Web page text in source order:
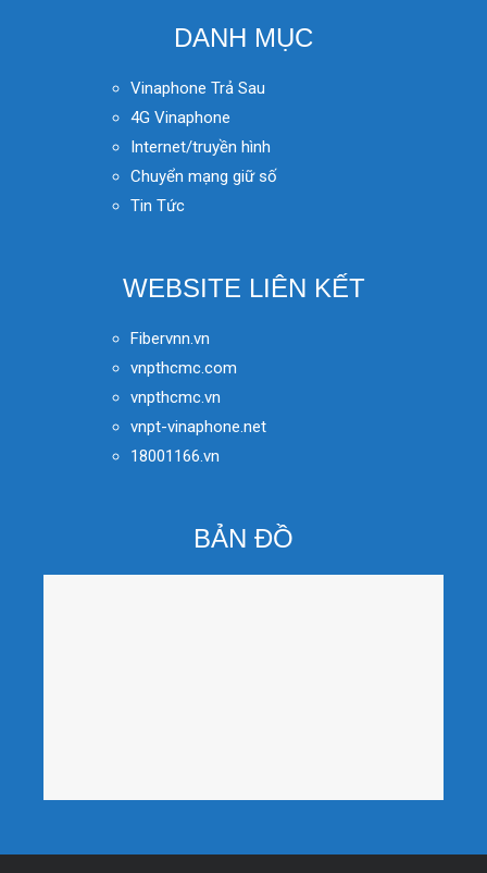
DANH MỤC
Vinaphone Trả Sau
4G Vinaphone
Internet/truyền hình
Chuyển mạng giữ số
Tin Tức
WEBSITE LIÊN KẾT
Fibervnn.vn
vnpthcmc.com
vnpthcmc.vn
vnpt-vinaphone.net
18001166.vn
BẢN ĐỒ